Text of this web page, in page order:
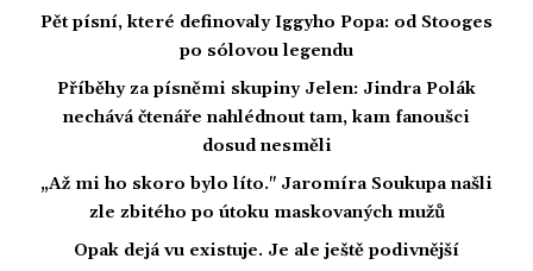
Pět písní, které definovaly Iggyho Popa: od Stooges
po sólovou legendu
Příběhy za písněmi skupiny Jelen: Jindra Polák
nechává čtenáře nahlédnout tam, kam fanoušci
dosud nesměli
„Až mi ho skoro bylo líto." Jaromíra Soukupa našli
zle zbitého po útoku maskovaných mužů
Opak dejá vu existuje. Je ale ještě podivnější